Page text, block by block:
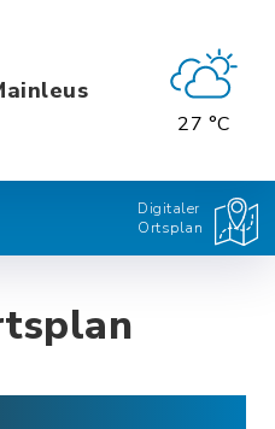
27 °C
Digitaler
Ortsplan